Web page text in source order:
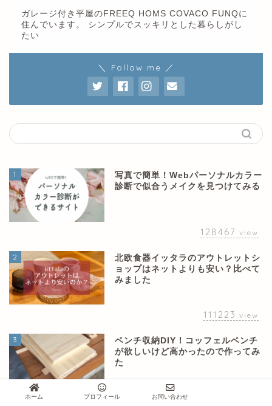
ガレージ付き平屋のFREEQ HOMS COVACO FUNQに
住んでいます。 シンプルでスッキリとした暮らしがし
たい
＼ Follow me ／
1
写真で簡単！Webパーソナルカラー
診断で似合うメイクを見つけてみる
128467 view
2
北欧食器イッタラのアウトレットシ
ョップはネットよりも安い？比べて
みました
111223 view
3
ベンチ収納DIY！コッフェルベンチ
が欲しいけど高かったので作ってみ
た
ホーム プロフィール お問い合わせ